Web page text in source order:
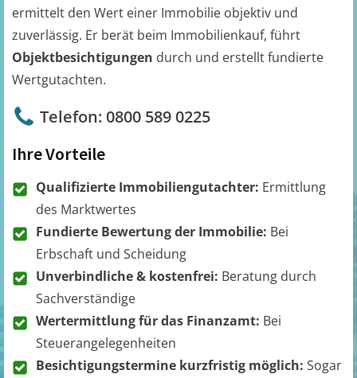
ermittelt den Wert einer Immobilie objektiv und
zuverlässig. Er berät beim Immobilienkauf, führt
Objektbesichtigungen durch und erstellt fundierte
Wertgutachten.
Telefon: 0800 589 0225
Ihre Vorteile
Qualifizierte Immobiliengutachter: Ermittlung
des Marktwertes
Fundierte Bewertung der Immobilie: Bei
Erbschaft und Scheidung
Unverbindliche & kostenfrei: Beratung durch
Sachverständige
Wertermittlung für das Finanzamt: Bei
Steuerangelegenheiten
Besichtigungstermine kurzfristig möglich: Sogar